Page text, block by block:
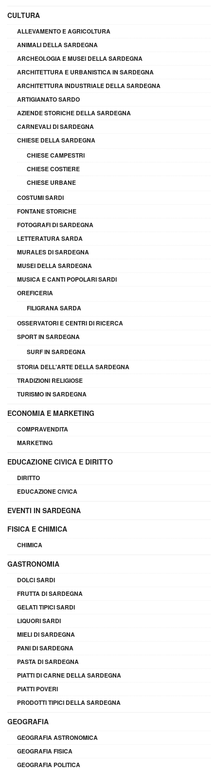
CULTURA
ALLEVAMENTO E AGRICOLTURA
ANIMALI DELLA SARDEGNA
ARCHEOLOGIA E MUSEI DELLA SARDEGNA
ARCHITETTURA E URBANISTICA IN SARDEGNA
ARCHITETTURA INDUSTRIALE DELLA SARDEGNA
ARTIGIANATO SARDO
AZIENDE STORICHE DELLA SARDEGNA
CARNEVALI DI SARDEGNA
CHIESE DELLA SARDEGNA
CHIESE CAMPESTRI
CHIESE COSTIERE
CHIESE URBANE
COSTUMI SARDI
FONTANE STORICHE
FOTOGRAFI DI SARDEGNA
LETTERATURA SARDA
MURALES DI SARDEGNA
MUSEI DELLA SARDEGNA
MUSICA E CANTI POPOLARI SARDI
OREFICERIA
FILIGRANA SARDA
OSSERVATORI E CENTRI DI RICERCA
SPORT IN SARDEGNA
SURF IN SARDEGNA
STORIA DELL'ARTE DELLA SARDEGNA
TRADIZIONI RELIGIOSE
TURISMO IN SARDEGNA
ECONOMIA E MARKETING
COMPRAVENDITA
MARKETING
EDUCAZIONE CIVICA E DIRITTO
DIRITTO
EDUCAZIONE CIVICA
EVENTI IN SARDEGNA
FISICA E CHIMICA
CHIMICA
GASTRONOMIA
DOLCI SARDI
FRUTTA DI SARDEGNA
GELATI TIPICI SARDI
LIQUORI SARDI
MIELI DI SARDEGNA
PANI DI SARDEGNA
PASTA DI SARDEGNA
PIATTI DI CARNE DELLA SARDEGNA
PIATTI POVERI
PRODOTTI TIPICI DELLA SARDEGNA
GEOGRAFIA
GEOGRAFIA ASTRONOMICA
GEOGRAFIA FISICA
GEOGRAFIA POLITICA